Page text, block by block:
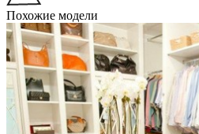
Похожие модели